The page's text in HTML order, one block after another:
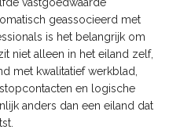
geassocieerd met
is het belangrijk om
niet alleen in het eiland zelf,
met kwalitatief werkblad,
en logische
anders dan een eiland dat